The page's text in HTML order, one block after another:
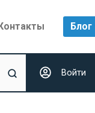
Контакты Блог
Войти